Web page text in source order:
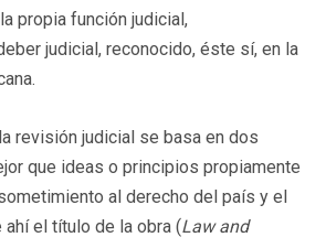
propia función judicial,
judicial, reconocido, éste sí, en la
revisión judicial se basa en dos
que ideas o principios propiamente
al derecho del país y el
ahí el título de la obra (Law and